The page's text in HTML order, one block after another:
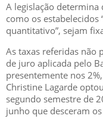
A legislação
como os estabelecidos
quantitativo”, sejam
As taxas referidas não
de juro aplicada pelo
presentemente nos
Christine Lagarde
segundo semestre de
junho que desceram